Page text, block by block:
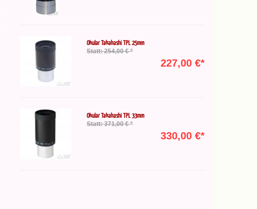
Okular Takahashi TPL 25mm
Statt: 254,00 € *
227,00 €*
Okular Takahashi TPL 33mm
Statt: 371,00 € *
330,00 €*